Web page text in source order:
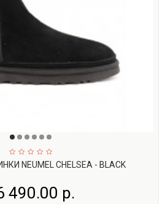
NEUMEL CHELSEA - BLACK
490.00 р.